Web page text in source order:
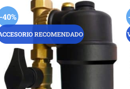
-40%
RECOMENDADO